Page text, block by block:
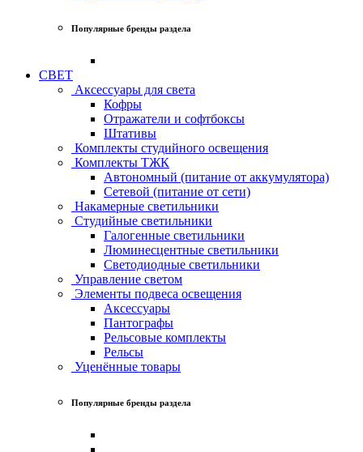
Популярные бренды раздела
СВЕТ
Аксессуары для света
Кофры
Отражатели и софтбоксы
Штативы
Комплекты студийного освещения
Комплекты ТЖК
Автономный (питание от аккумулятора)
Сетевой (питание от сети)
Накамерные светильники
Студийные светильники
Галогенные светильники
Люминесцентные светильники
Светодиодные светильники
Управление светом
Элементы подвеса освещения
Аксессуары
Пантографы
Рельсовые комплекты
Рельсы
Уценённые товары
Популярные бренды раздела